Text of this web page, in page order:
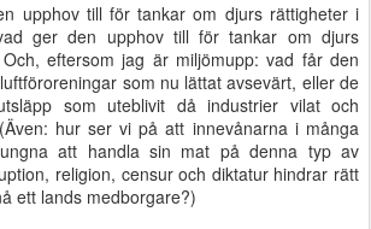
upphov till för tankar om djurs rättigheter i
ger den upphov till för tankar om djurs
eftersom jag är miljömupp: vad får den
som nu lättat avsevärt, eller de
som uteblivit då industrier vilat och
hur ser vi på att innevånarna i många
att handla sin mat på denna typ av
religion, censur och diktatur hindrar rätt
ett lands medborgare?)